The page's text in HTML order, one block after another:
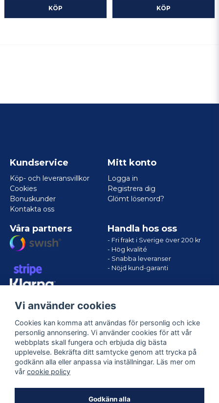
KÖP KÖP
Kundservice
Köp- och leveransvillkor
Cookies
Bonuskunder
Kontakta oss
Mitt konto
Logga in
Registrera dig
Glömt lösenord?
Våra partners Handla hos oss
- Fri frakt i Sverige över 200 kr
- Hög kvalité
- Snabba leveranser
- Nöjd kund-garanti
Följ oss
Vi använder cookies
Cookies kan komma att användas för personlig och icke
personlig annonsering. Vi använder cookies för att vår
webbplats skall fungera och erbjuda dig bästa
upplevelse. Bekräfta ditt samtycke genom att trycka på
godkänn alla eller anpassa via inställningar. Läs mer om
vår cookie policy
Godkänn alla